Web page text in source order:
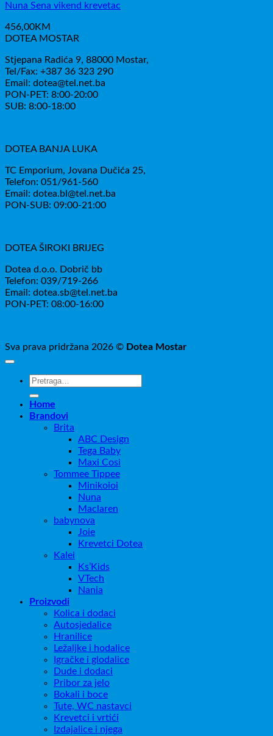
Nuna Sena vikend krevetac
456,00KM
DOTEA MOSTAR
Stjepana Radića 9, 88000 Mostar,
Tel/Fax: +387 36 323 290
Email: dotea@tel.net.ba
PON-PET: 8:00-20:00
SUB: 8:00-18:00
DOTEA BANJA LUKA
TC Emporium, Jovana Dučića 25,
Telefon: 051/961-560
Email: dotea.bl@tel.net.ba
PON-SUB: 09:00-21:00
DOTEA ŠIROKI BRIJEG
Dotea d.o.o. Dobrič bb
Telefon: 039/719-266
Email: dotea.sb@tel.net.ba
PON-PET: 08:00-16:00
Sva prava pridržana 2026 © Dotea Mostar
Pretraži:
Home
Brandovi
Brita
ABC Design
Tega Baby
Maxi Cosi
Tommee Tippee
Minikoioi
Nuna
Maclaren
babynova
Joie
Krevetci Dotea
Kalei
Ks’Kids
VTech
Nania
Proizvodi
Kolica i dodaci
Autosjedalice
Hranilice
Ležaljke i hodalice
Igračke i glodalice
Dude i dodaci
Pribor za jelo
Bokali i boce
Tute, WC nastavci
Krevetci i vrtići
Izdajalice i njega